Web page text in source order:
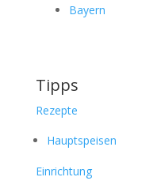
Bayern
Tipps
Rezepte
Hauptspeisen
Einrichtung